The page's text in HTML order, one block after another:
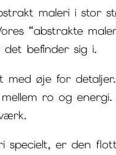
maleri i stor
“abstrakte
befinder sig i.
med øje for
ro og
specielt, er den